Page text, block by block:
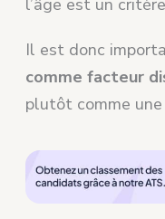
Il est donc
comme facteur
plutôt comme une